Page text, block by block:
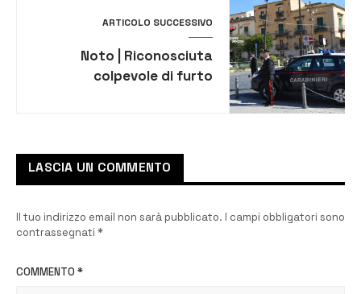
ARTICOLO SUCCESSIVO
Noto | Riconosciuta
colpevole di furto
LASCIA UN COMMENTO
Il tuo indirizzo email non sarà pubblicato. I campi obbligatori sono
contrassegnati *
COMMENTO *